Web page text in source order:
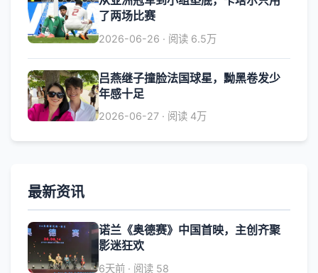
了两场比赛
2026-06-26 · 阅读 6.5万
吕燕继子撞脸法国球星，黝黑卷发少
年感十足
2026-06-27 · 阅读 4万
最新资讯
诺兰《奥德赛》中国首映，主创齐聚
影迷狂欢
6天前 · 阅读 58